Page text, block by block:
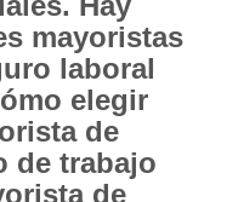
mayoristas
laboral
elegir
de
de trabajo
de